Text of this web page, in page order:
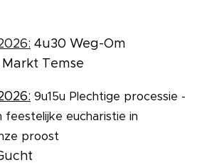
4u30 Weg-Om
Temse
9u15u Plechtige processie -
feestelijke eucharistie in
proost